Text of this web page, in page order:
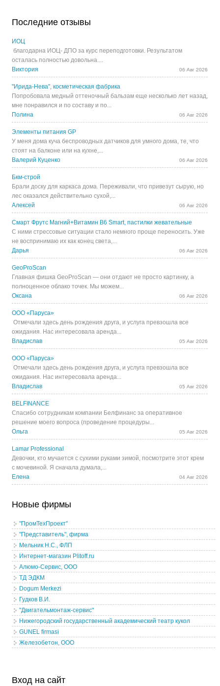
Последние отзывы
ИОЦ
благодарна ИОЦ- ДПО за курс переподготовки. Результатом
осталась полностью довольна....
Виктория
06 Авг 2026
"Ирида-Нева", косметическая фабрика
Попробовала медный оттеночный бальзам еще несколько лет назад,
мне понравился и по составу и по...
Полина
06 Авг 2026
Элементы питания GP
У меня дома куча беспроводных датчиков для умного дома, те, что
стоят на балконе или на кухне,...
Валерий Куценко
06 Авг 2026
Бкм-строй
Брали доску для каркаса дома. Переживали, что привезут сырую, но
лес оказался действительно сухой,...
Алексей
06 Авг 2026
Смарт Фрутс Магний+Витамин В6 Smart, пастилки жевательные
С ними стрессовые ситуации стало немного проще переносить. Уже
не воспринимаю их как конец света,...
Дарья
06 Авг 2026
GeoProScan
Главная фишка GeoProScan — они отдают не просто картинку, а
полноценное облако точек. Мы можем...
Оксана
06 Авг 2026
ООО «Паруса»
Отмечали здесь день рождения друга, и услуга превзошла все
ожидания. Нас интересовала аренда...
Владислав
05 Авг 2026
ООО «Паруса»
Отмечали здесь день рождения друга, и услуга превзошла все
ожидания. Нас интересовала аренда...
Владислав
05 Авг 2026
BELFINANCE
Спасибо сотрудникам компании Белфинанс за оперативное
решение моего вопроса (проведение процедуры...
Ольга
05 Авг 2026
Lamar Professional
Девочки, кто мучается с сухими руками зимой, посмотрите этот крем
с мочевиной. Я сначала думала,...
Елена
04 Авг 2026
Новые фирмы
"ПромТехПроект"
"Представитель", фирма
Мельник Н.С., ФЛП
Интернет-магазин Plitoff.ru
Алюмо-Сервис, ООО
ТД ЭДКМ
Dogum Merkezi
Гудков В.И.
"Двигательмонтаж-сервис"
Нижегородский государственный академический театр кукол
GUNEL firmasi
Железобетон, ООО
Вход на сайт